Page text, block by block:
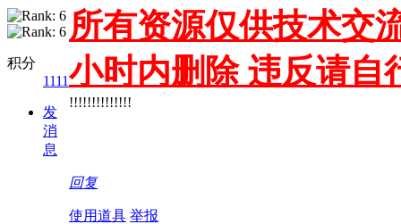
积分
1111
发
消
息
所有资源仅供技术交
小时内删除 违反请自
!!!!!!!!!!!!!!
回复
使用道具 举报